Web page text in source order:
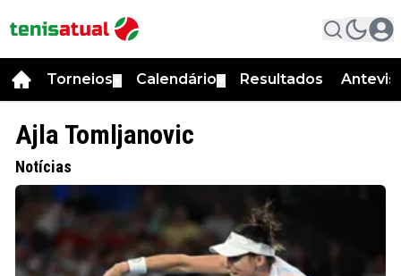
Torneios Calendário Resultados
Ajla Tomljanovic
Notícias